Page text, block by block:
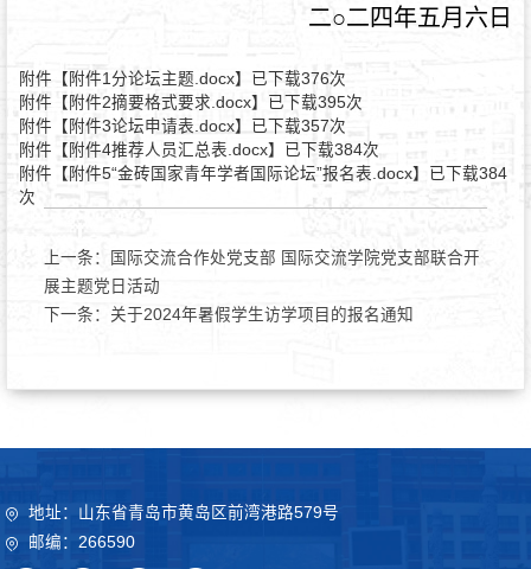
二○二四年五月六日
附件【 附件1分论坛主题.docx】已下载376次
附件【 附件2摘要格式要求.docx】已下载395次
附件【 附件3论坛申请表.docx】已下载357次
附件【 附件4推荐人员汇总表.docx】已下载384次
附件【 附件5“金砖国家青年学者国际论坛”报名表.docx】已下载384
次
上一条：
国际交流合作处党支部 国际交流学院党支部联合开
展主题党日活动
下一条： 关于2024年暑假学生访学项目的报名通知
地址：山东省青岛市黄岛区前湾港路579号
邮编：266590